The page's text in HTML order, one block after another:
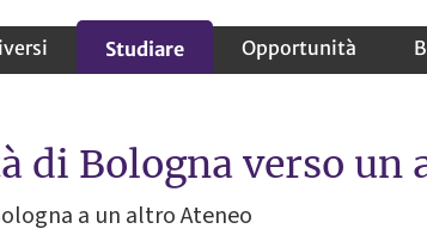
Studiare Opportunità
Bologna verso un
a un altro Ateneo